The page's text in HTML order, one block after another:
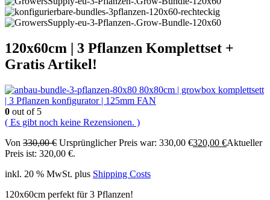
120x60cm | 3 Pflanzen Komplettset +
Gratis Artikel!
80x80cm | growbox komplettsett
| 3 Pflanzen konfigurator | 125mm FAN
0 out of 5
( Es gibt noch keine Rezensionen. )
Von 330,00€ Ursprünglicher Preis war: 330,00 €320,00 €Aktueller
Preis ist: 320,00 €.
inkl. 20 % MwSt. plus Shipping Costs
120x60cm perfekt für 3 Pflanzen!